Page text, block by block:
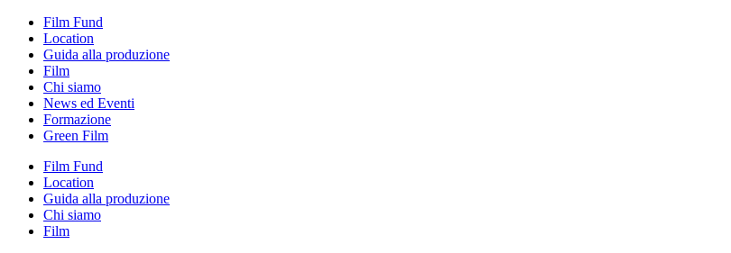
Film Fund
Location
Guida alla produzione
Film
Chi siamo
News ed Eventi
Formazione
Green Film
Film Fund
Location
Guida alla produzione
Chi siamo
Film